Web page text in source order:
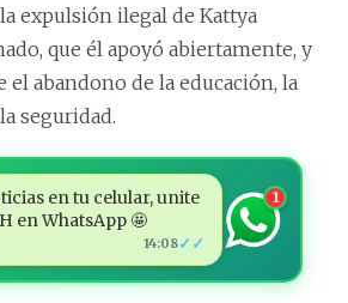
expulsión ilegal de Kattya
que él apoyó abiertamente, y
el abandono de la educación, la
seguridad.
en tu celular, unite
en WhatsApp 🤩
14:08✓✓
1